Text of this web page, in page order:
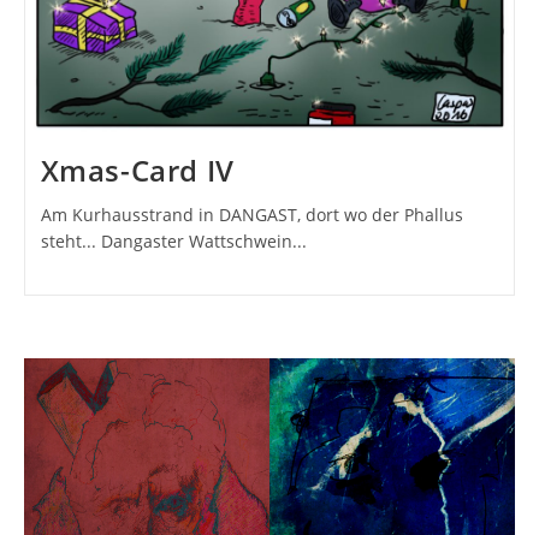
Xmas-Card IV
Am Kurhausstrand in DANGAST, dort wo der Phallus
steht... Dangaster Wattschwein...